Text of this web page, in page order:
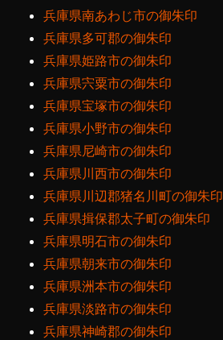
兵庫県南あわじ市の御朱印
兵庫県多可郡の御朱印
兵庫県姫路市の御朱印
兵庫県宍粟市の御朱印
兵庫県宝塚市の御朱印
兵庫県小野市の御朱印
兵庫県尼崎市の御朱印
兵庫県川西市の御朱印
兵庫県川辺郡猪名川町の御朱印
兵庫県揖保郡太子町の御朱印
兵庫県明石市の御朱印
兵庫県朝来市の御朱印
兵庫県洲本市の御朱印
兵庫県淡路市の御朱印
兵庫県神崎郡の御朱印